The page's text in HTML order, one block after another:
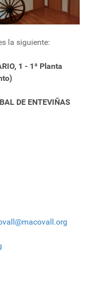
la siguiente:
1 - 1ª Planta
DE ENTEVIÑAS